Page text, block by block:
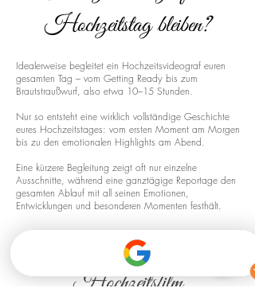
Hochzeitstag bleiben?
Idealerweise begleitet ein Hochzeitsvideograf euren
gesamten Tag – vom Getting Ready bis zum
Brautstraußwurf, also etwa 10–15 Stunden.
Nur so entsteht eine wirklich vollständige Geschichte
eures Hochzeitstages: vom ersten Moment am Morgen
bis zu den emotionalen Highlights am Abend.
Eine kürzere Begleitung zeigt oft nur einzelne
Ausschnitte, während eine ganztägige Reportage den
gesamten Ablauf mit all seinen Emotionen,
Entwicklungen und besonderen Momenten festhält.
Drohnenaufnahmen für euren